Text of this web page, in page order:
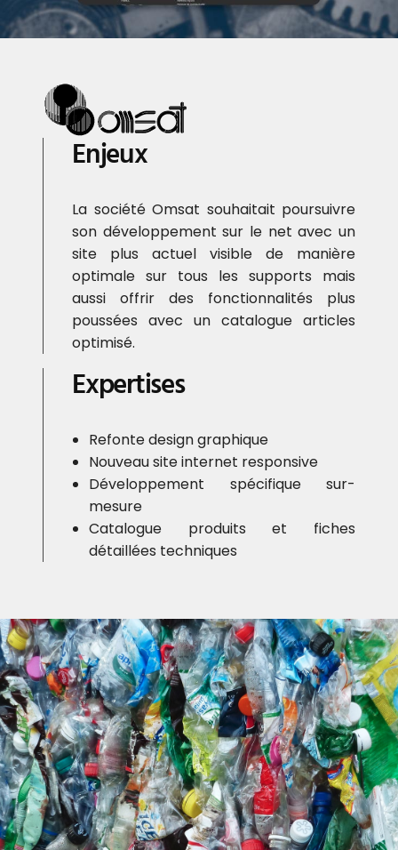
Enjeux
La société Omsat souhaitait poursuivre
son développement sur le net avec un
site plus actuel visible de manière
optimale sur tous les supports mais
aussi offrir des fonctionnalités plus
poussées avec un catalogue articles
optimisé.
Expertises
Refonte design graphique
Nouveau site internet responsive
Développement spécifique sur-
mesure
Catalogue produits et fiches
détaillées techniques